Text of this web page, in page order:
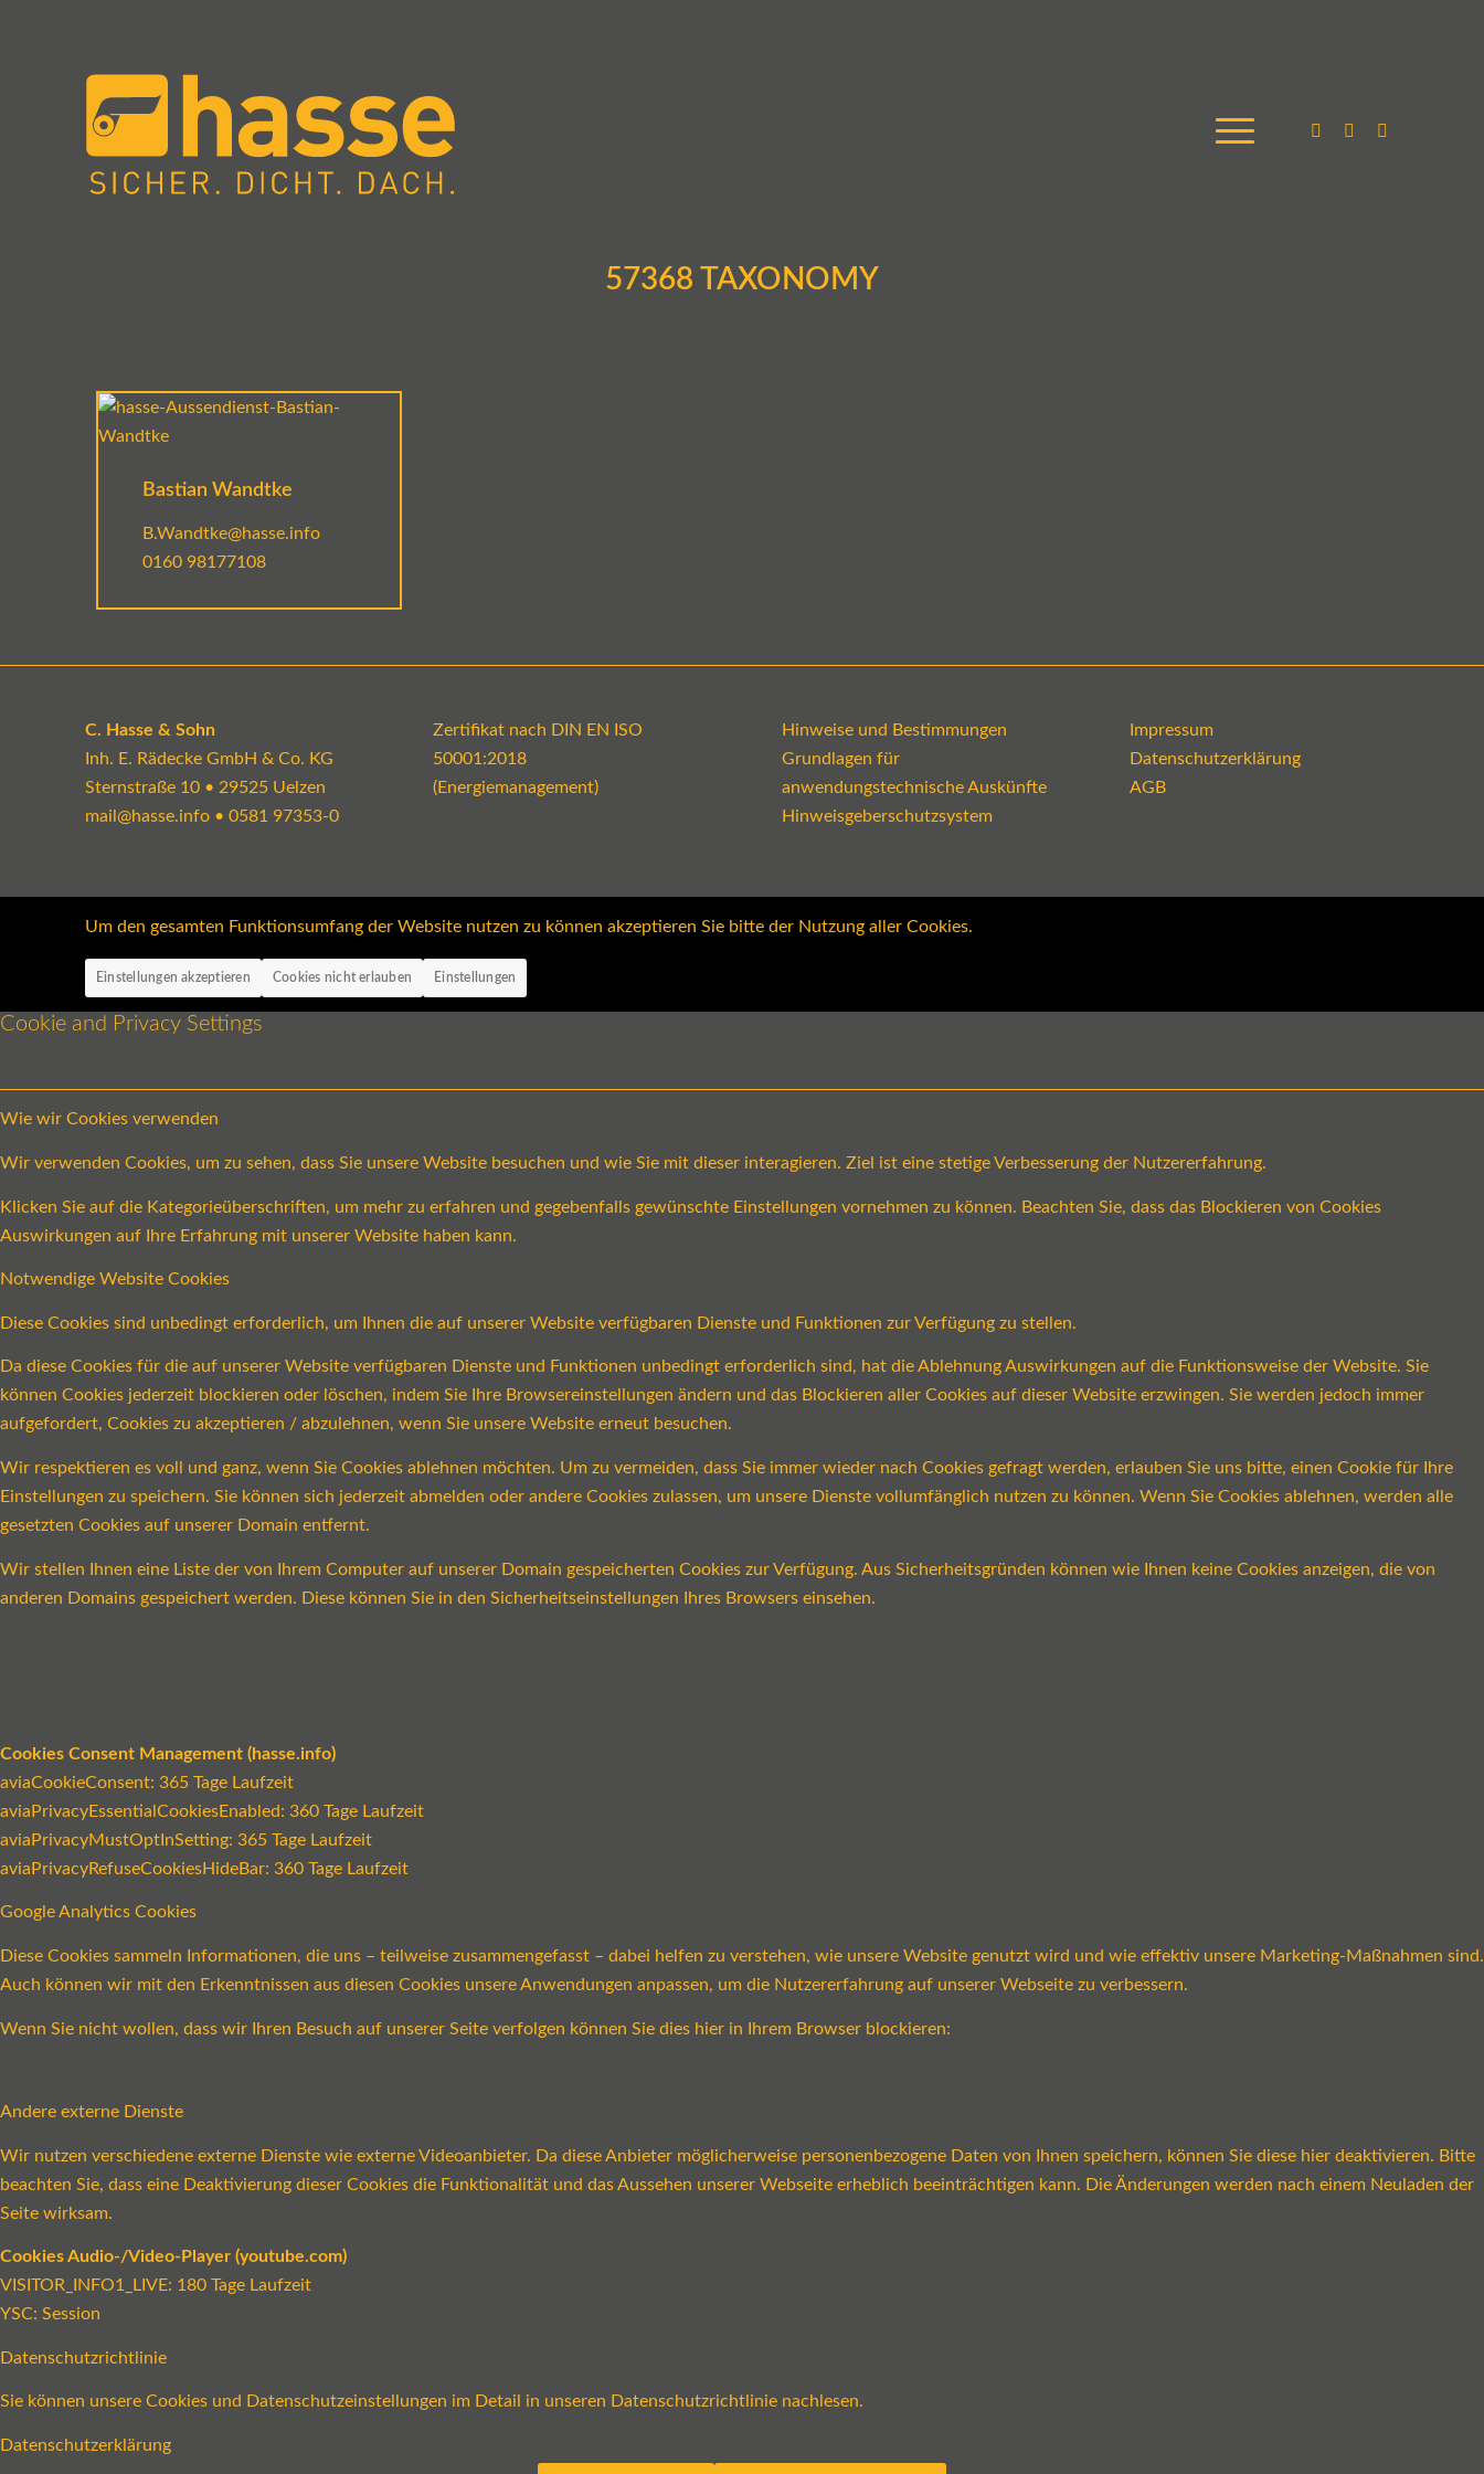
57368 TAXONOMY
Bastian Wandtke
B.Wandtke@hasse.info
0160 98177108
C. Hasse & Sohn
Inh. E. Rädecke GmbH & Co. KG
Sternstraße 10 • 29525 Uelzen
mail@hasse.info• 0581 97353-0
Zertifikat nach DIN EN ISO
50001:2018
(Energiemanagement)
Hinweise und Bestimmungen
Grundlagen für
anwendungstechnische Auskünfte
Hinweisgeberschutzsystem
Impressum
Datenschutzerklärung
AGB
Um den gesamten Funktionsumfang der Website nutzen zu können akzeptieren Sie bitte der Nutzung aller Cookies.
Einstellungen akzeptieren Cookies nicht erlauben Einstellungen
Cookie and Privacy Settings
Wie wir Cookies verwenden
Wir verwenden Cookies, um zu sehen, dass Sie unsere Website besuchen und wie Sie mit dieser interagieren. Ziel ist eine stetige Verbesserung der Nutzererfahrung.
Klicken Sie auf die Kategorieüberschriften, um mehr zu erfahren und gegebenfalls gewünschte Einstellungen vornehmen zu können. Beachten Sie, dass das Blockieren von Cookies
Auswirkungen auf Ihre Erfahrung mit unserer Website haben kann.
Notwendige Website Cookies
Diese Cookies sind unbedingt erforderlich, um Ihnen die auf unserer Website verfügbaren Dienste und Funktionen zur Verfügung zu stellen.
Da diese Cookies für die auf unserer Website verfügbaren Dienste und Funktionen unbedingt erforderlich sind, hat die Ablehnung Auswirkungen auf die Funktionsweise der Website. Sie
können Cookies jederzeit blockieren oder löschen, indem Sie Ihre Browsereinstellungen ändern und das Blockieren aller Cookies auf dieser Website erzwingen. Sie werden jedoch immer
aufgefordert, Cookies zu akzeptieren / abzulehnen, wenn Sie unsere Website erneut besuchen.
Wir respektieren es voll und ganz, wenn Sie Cookies ablehnen möchten. Um zu vermeiden, dass Sie immer wieder nach Cookies gefragt werden, erlauben Sie uns bitte, einen Cookie für Ihre
Einstellungen zu speichern. Sie können sich jederzeit abmelden oder andere Cookies zulassen, um unsere Dienste vollumfänglich nutzen zu können. Wenn Sie Cookies ablehnen, werden alle
gesetzten Cookies auf unserer Domain entfernt.
Wir stellen Ihnen eine Liste der von Ihrem Computer auf unserer Domain gespeicherten Cookies zur Verfügung. Aus Sicherheitsgründen können wie Ihnen keine Cookies anzeigen, die von
anderen Domains gespeichert werden. Diese können Sie in den Sicherheitseinstellungen Ihres Browsers einsehen.
Cookies Consent Management (hasse.info)
aviaCookieConsent: 365 Tage Laufzeit
aviaPrivacyEssentialCookiesEnabled: 360 Tage Laufzeit
aviaPrivacyMustOptInSetting: 365 Tage Laufzeit
aviaPrivacyRefuseCookiesHideBar: 360 Tage Laufzeit
Google Analytics Cookies
Diese Cookies sammeln Informationen, die uns – teilweise zusammengefasst – dabei helfen zu verstehen, wie unsere Website genutzt wird und wie effektiv unsere Marketing-Maßnahmen sind.
Auch können wir mit den Erkenntnissen aus diesen Cookies unsere Anwendungen anpassen, um die Nutzererfahrung auf unserer Webseite zu verbessern.
Wenn Sie nicht wollen, dass wir Ihren Besuch auf unserer Seite verfolgen können Sie dies hier in Ihrem Browser blockieren:
Andere externe Dienste
Wir nutzen verschiedene externe Dienste wie externe Videoanbieter. Da diese Anbieter möglicherweise personenbezogene Daten von Ihnen speichern, können Sie diese hier deaktivieren. Bitte
beachten Sie, dass eine Deaktivierung dieser Cookies die Funktionalität und das Aussehen unserer Webseite erheblich beeinträchtigen kann. Die Änderungen werden nach einem Neuladen der
Seite wirksam.
Cookies Audio-/Video-Player (youtube.com)
VISITOR_INFO1_LIVE: 180 Tage Laufzeit
YSC: Session
Datenschutzrichtlinie
Sie können unsere Cookies und Datenschutzeinstellungen im Detail in unseren Datenschutzrichtlinie nachlesen.
Datenschutzerklärung